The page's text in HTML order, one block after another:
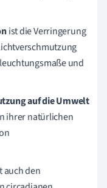
ist die Verringerung
und
auf die Umwelt
ihrer natürlichen
auch den